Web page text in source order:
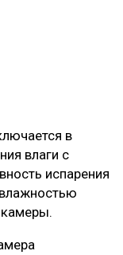
в
влаги с
испарения